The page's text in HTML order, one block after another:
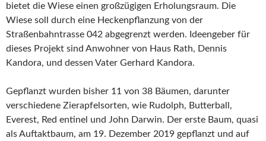
bietet die Wiese einen großzügigen Erholungsraum. Die
Wiese soll durch eine Heckenpflanzung von der
Straßenbahntrasse 042 abgegrenzt werden. Ideengeber für
dieses Projekt sind Anwohner von Haus Rath, Dennis
Kandora, und dessen Vater Gerhard Kandora.
Gepflanzt wurden bisher 11 von 38 Bäumen, darunter
verschiedene Zierapfelsorten, wie Rudolph, Butterball,
Everest, Red entinel und John Darwin. Der erste Baum, quasi
als Auftaktbaum, am 19. Dezember 2019 gepflanzt und auf